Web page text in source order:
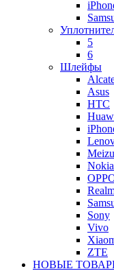
5
6
Шлейфы
Asus
HTC
Meizu
Nokia
Sony
Vivo
ZTE
НОВЫЕ